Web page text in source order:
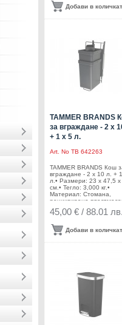
почистване или смяна
торбата• Вместимост:
пръстови отпечатъци•
Безшумно отваряне и
затваряне на капака•
Фиксатор за найлонов
/ торба• Отваряне чрез
EKO EUROPE /
Добави в
TAMMER BRANDS
за вграждане - 2 х
+ 1 х 5 л.
Art. No TB 642263
TAMMER BRANDS Кош
вграждане - 2 х 10 л. +
л.• Размери: 23 х 47,5 x
см.• Тегло: 3,000 кг.•
Материал: Стомана,
рециклирана
Цвят: черен•
х 10 л, 1 х 5
Brands/ Финландия
45,00 € / 88.01
Добави в